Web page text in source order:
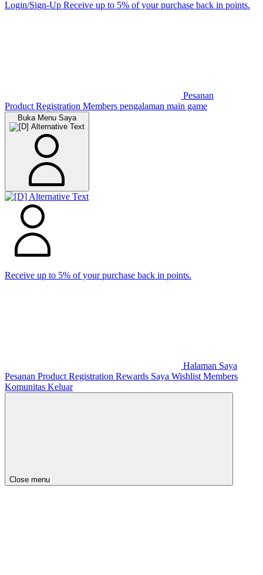
Login/Sign-Up Receive up to 5% of your purchase back in points.
Pesanan
Product Registration Members pengalaman main game
Buka Menu Saya
Receive up to 5% of your purchase back in points.
Halaman Saya
Pesanan Product Registration Rewards Saya Wishlist Members
Komunitas Keluar
Close menu